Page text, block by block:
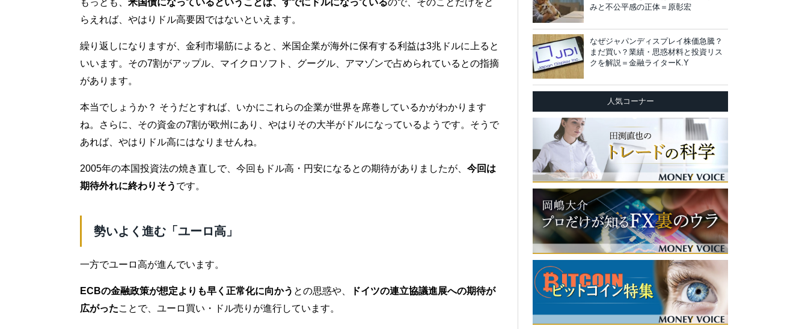
もっとも、 米国債になっているということは、すでにドルになっているので、そのことだけをと
らえれば、やはりドル高要因ではないといえます。
繰り返しになりますが、金利市場筋によると、米国企業が海外に保有する利益は3兆ドルに上ると
いいます。その7割がアップル、マイクロソフト、グーグル、アマゾンで占められているとの指摘
があります。
本当でしょうか？ そうだとすれば、いかにこれらの企業が世界を席巻しているかがわかります
ね。さらに、その資金の7割が欧州にあり、やはりその大半がドルになっているようです。そうで
あれば、やはりドル高にはなりませんね。
2005年の本国投資法の焼き直しで、今回もドル高・円安になるとの期待がありましたが、 今回は
期待外れに終わりそう です。
勢いよく進む「ユーロ高」
一方でユーロ高が進んでいます。
ECBの金融政策が想定よりも早く正常化に向かう との思惑や、
ドイツの連立協議進展への期待が
広がったことで、ユーロ買い・ドル売りが進行しています。
みと不公平感の正体＝原彰宏
なぜジャパンディスプレイ株価急騰？
まだ買い？業績・思惑材料と投資リス
クを解説＝金融ライターK.Y
人気コーナー